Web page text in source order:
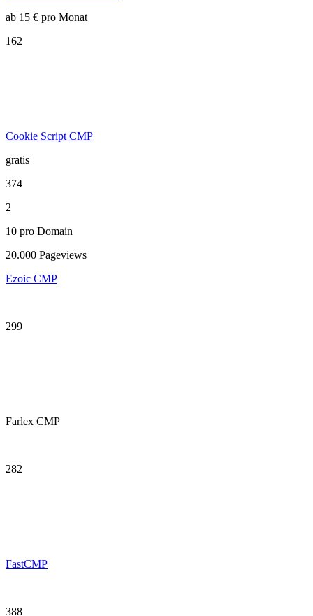
ab 15 € pro Monat
162
Cookie Script CMP
gratis
374
2
10 pro Domain
20.000 Pageviews
Ezoic CMP
299
Farlex CMP
282
FastCMP
388